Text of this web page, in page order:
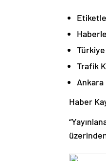
Türkiye
Trafik
Ankara
Haber